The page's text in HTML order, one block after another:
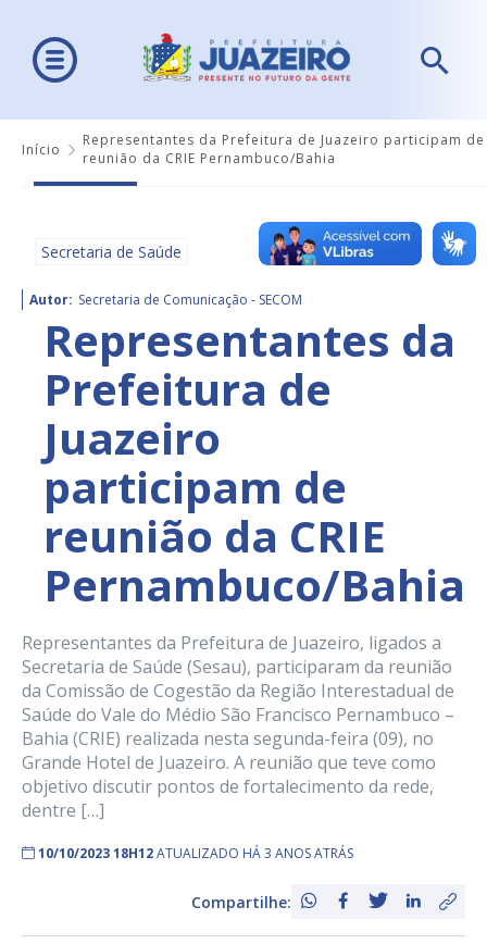
Início
Representantes da Prefeitura de Juazeiro participam de
reunião da CRIE Pernambuco/Bahia
Secretaria de Saúde
Autor: Secretaria de Comunicação - SECOM
Representantes da
Prefeitura de
Juazeiro
participam de
reunião da CRIE
Pernambuco/Bahia
Representantes da Prefeitura de Juazeiro, ligados a
Secretaria de Saúde (Sesau), participaram da reunião
da Comissão de Cogestão da Região Interestadual de
Saúde do Vale do Médio São Francisco Pernambuco –
Bahia (CRIE) realizada nesta segunda-feira (09), no
Grande Hotel de Juazeiro. A reunião que teve como
objetivo discutir pontos de fortalecimento da rede,
dentre […]
10/10/2023 18H12ATUALIZADO HÁ 3 ANOS ATRÁS
Compartilhe: